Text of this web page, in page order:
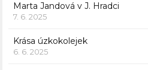
Marta Jandová v J. Hradci
7. 6. 2025
Krása úzkokolejek
6. 6. 2025